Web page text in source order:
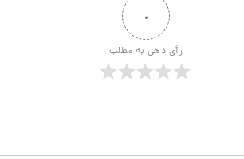
۰
رأی دهی به مطلب